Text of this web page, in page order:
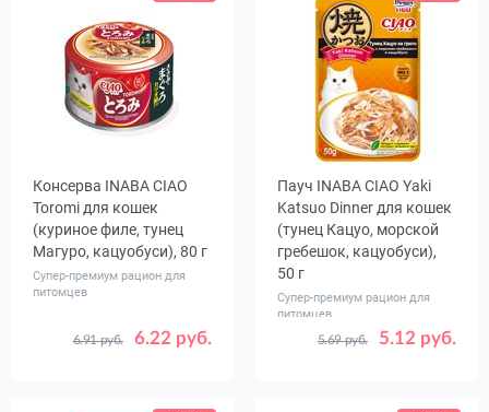
Консерва INABA CIAO
Toromi для кошек
(куриное филе, тунец
Магуро, кацуобуси), 80 г
Супер-премиум рацион для
питомцев
6.22 руб.
6.91 руб.
Количество
1 24
Пауч INABA CIAO Yaki
Katsuo Dinner для кошек
(тунец Кацуо, морской
гребешок, кацуобуси),
50 г
Супер-премиум рацион для
питомцев
5.12 руб.
5.69 руб.
Количество
1 16